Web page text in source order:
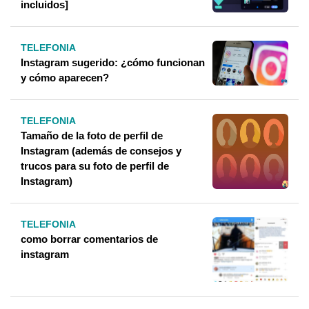
incluidos]
TELEFONIA
Instagram sugerido: ¿cómo funcionan
y cómo aparecen?
TELEFONIA
Tamaño de la foto de perfil de
Instagram (además de consejos y
trucos para su foto de perfil de
Instagram)
TELEFONIA
como borrar comentarios de
instagram